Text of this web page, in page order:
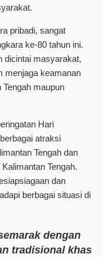
pribadi, sangat
ke-80 tahun ini.
dicintai masyarakat,
menjaga keamanan
maupun
Hari
atraksi
Tengah dan
Tengah.
dan
berbagai situasi di
dengan
tradisional khas